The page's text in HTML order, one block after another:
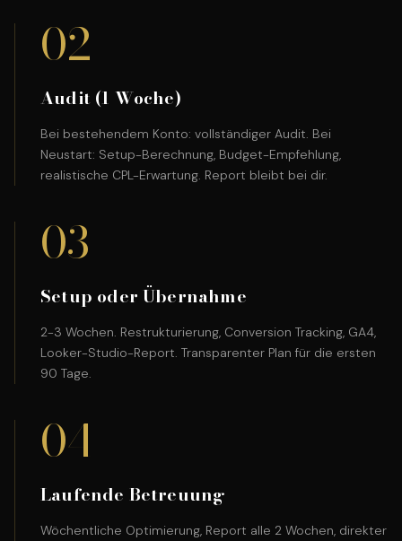
02
Audit (1 Woche)
Bei bestehendem Konto: vollständiger Audit. Bei
Neustart: Setup-Berechnung, Budget-Empfehlung,
realistische CPL-Erwartung. Report bleibt bei dir.
03
Setup oder Übernahme
2-3 Wochen. Restrukturierung, Conversion Tracking, GA4,
Looker-Studio-Report. Transparenter Plan für die ersten
90 Tage.
04
Laufende Betreuung
Wöchentliche Optimierung, Report alle 2 Wochen, direkter